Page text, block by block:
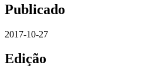
Publicado
2017-10-27
Edição